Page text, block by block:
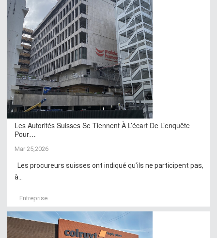
Les Autorités Suisses Se Tiennent À L’écart De L’enquête
Pour…
Mar 25,2026
Les procureurs suisses ont indiqué qu’ils ne participent pas,
à...
Entreprise